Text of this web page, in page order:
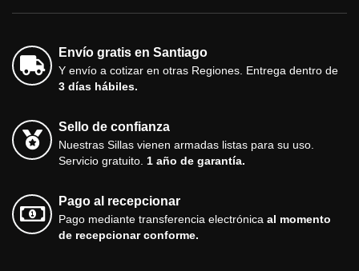
Envío gratis en Santiago
Y envío a cotizar en otras Regiones. Entrega dentro de
3 días hábiles.
Sello de confianza
Nuestras Sillas vienen armadas listas para su uso.
Servicio gratuito. 1 año de garantía.
Pago al recepcionar
Pago mediante transferencia electrónica al momento
de recepcionar conforme.